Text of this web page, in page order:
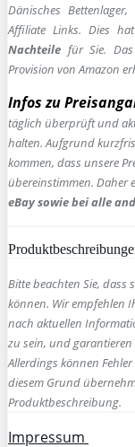
Dänisches
Affiliate Links. Dies
Nachteile für Sie.
Provision von Amazon
Infos zu
täglich überprüft und
halten. Aufgrund
kommen, dass unsere
übereinstimmen. Daher
eBay sowie bei alle
Bitte beachten Sie,
können. Wir empfehlen
nach aktuellen
zu sein, und
Allerdings können
diesem Grund
Produktbeschreibung.
Impressum